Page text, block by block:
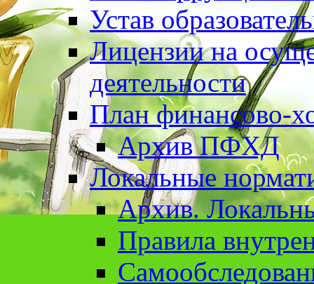
Устав
Лицензии на
деятельности
План финансово-
Архив ПФХД
Локальные
Архив.
Правила